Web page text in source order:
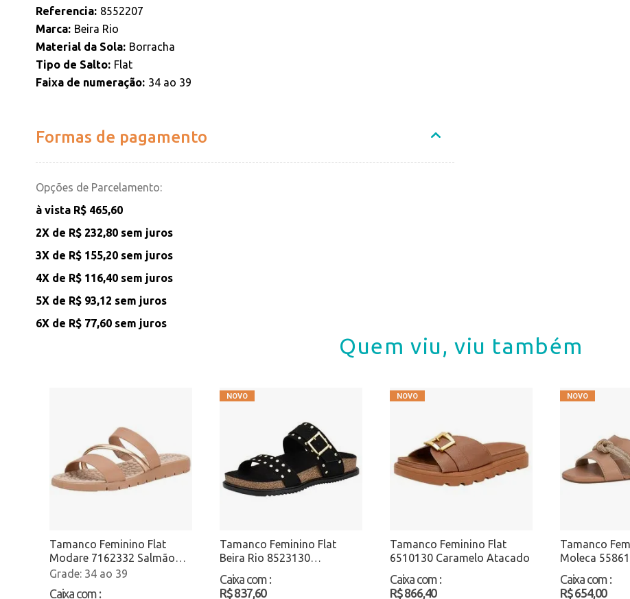
Referencia 8552207
Marca Beira Rio
Material da Sola Borracha
Tipo de Salto Flat
Faixa de numeração 34 ao 39
Formas de pagamento
Opções de Parcelamento:
à vista R$ 465,60
2X de R$ 232,80 sem juros
3X de R$ 155,20 sem juros
4X de R$ 116,40 sem juros
5X de R$ 93,12 sem juros
6X de R$ 77,60 sem juros
Quem viu, viu também
Tamanco Feminino Flat
Modare 7162332 Salmão
Atacado34 ao 39
Caixa com :
Tamanco Feminino Flat
Beira Rio 8523130
Preto/Camurça Atacado
Caixa com :
R$ 837,60
Tamanco Feminino Flat
6510130 Caramelo Atacado
Caixa com :
R$ 866,40
Tamanco
Moleca
Atacado
Caixa com :
R$ 654,00